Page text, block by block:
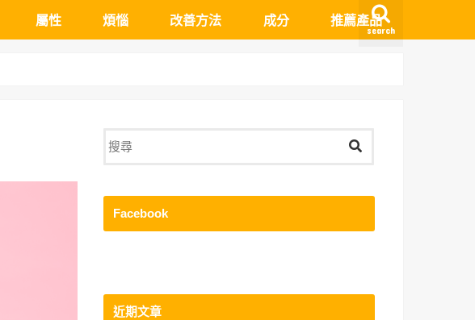
search
屬性 煩惱 改善方法 成分 推薦產品
Facebook
近期文章